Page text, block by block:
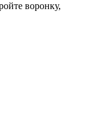
воронку,